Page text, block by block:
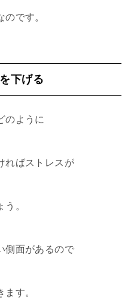
のです。
下げる
のように
ればストレスが
。
側面があるので
す。